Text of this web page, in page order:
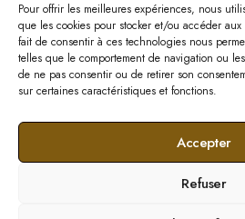
Pour offrir les meilleures expériences, nous
que les cookies pour stocker et/ou accéder
fait de consentir à ces technologies nous
telles que le comportement de navigation ou
de ne pas consentir ou de retirer son
sur certaines caractéristiques et fonctions.
Accepter
Refuser
749 RUE DU BOIS
NOS